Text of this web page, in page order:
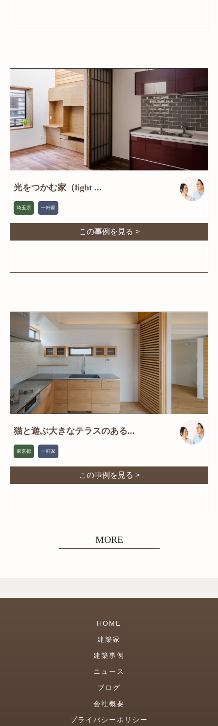
光をつかむ家（light ...
埼玉県 一軒家
この事例を見る >
猫と遊ぶ大きなテラスのある...
東京都 一軒家
この事例を見る >
MORE
HOME
建築家
建築事例
ニュース
ブログ
会社概要
プライバシーポリシー